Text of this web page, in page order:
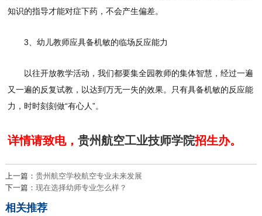
知识的指导才能对症下药，不会产生偏差。
3、幼儿教师应具备机敏的临场反应能力
以往开放教学活动，我们都要集全园教师的集体智慧，经过一遍
又一遍的反复试教，以达到万无一失的效果。只有具备机敏的反应能
力，时时刻刻做“有心人”。
详情请致电，贵州航空工业技师学院招生办。
上一篇： 贵州航空学校航空专业未来发展
下一篇： 现在选择幼师专业怎么样？
相关推荐